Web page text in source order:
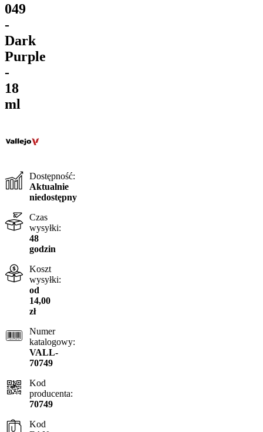
049
-
Dark
Purple
-
18
ml
Dostępność:
Aktualnie
niedostępny
Czas
wysyłki:
48
godzin
Koszt
wysyłki:
od
14,00
zł
Numer
katalogowy:
VALL-
70749
Kod
producenta:
70749
Kod